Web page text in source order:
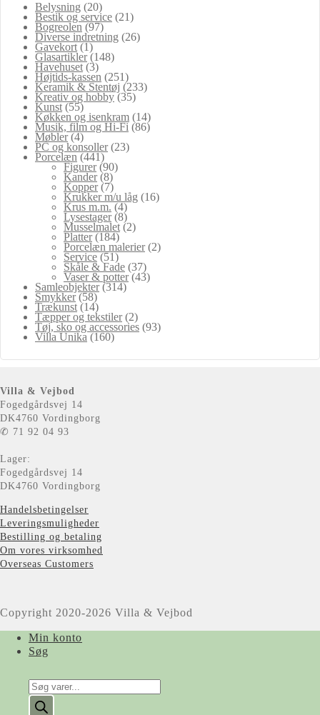
Belysning (20)
Bestik og service (21)
Bogreolen (97)
Diverse indretning (26)
Gavekort (1)
Glasartikler (148)
Havehuset (3)
Højtids-kassen (251)
Keramik & Stentøj (233)
Kreativ og hobby (35)
Kunst (55)
Køkken og isenkram (14)
Musik, film og Hi-Fi (86)
Møbler (4)
PC og konsoller (23)
Porcelæn (441)
Figurer (90)
Kander (8)
Kopper (7)
Krukker m/u låg (16)
Krus m.m. (4)
Lysestager (8)
Musselmalet (2)
Platter (184)
Porcelæn malerier (2)
Service (51)
Skåle & Fade (37)
Vaser & potter (43)
Samleobjekter (314)
Smykker (58)
Trækunst (14)
Tæpper og tekstiler (2)
Tøj, sko og accessories (93)
Villa Unika (160)
Villa & Vejbod
Fogedgårdsvej 14
DK4760 Vordingborg
✆ 71 92 04 93
Lager:
Fogedgårdsvej 14
DK4760 Vordingborg
Handelsbetingelser
Leveringsmuligheder
Bestilling og betaling
Om vores virksomhed
Overseas Customers
Copyright 2020-2026 Villa & Vejbod
Min konto
Søg
Products
search